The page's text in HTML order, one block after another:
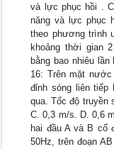
và lực phục hồi .
năng và lực phục
theo phương trình
khoảng thời gian
bằng bao nhiêu
16: Trên mặt nước
đỉnh sóng liên tiếp
qua. Tốc độ truyền
C. 0,3 m/s. D. 0,6
hai đầu A và B cố
50Hz, trên đoạn